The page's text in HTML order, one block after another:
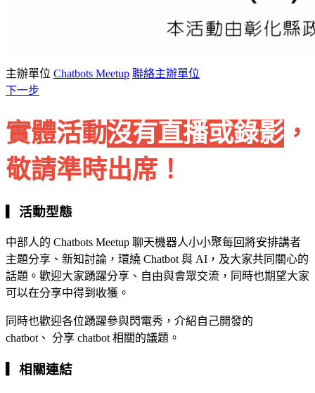
主辦單位 Chatbots Meetup 聯絡主辦單位
下一步
實體活動沒有直播或錄影 ，
敬請準時出席！
▎活動型態
中部人的 Chatbots Meetup 聊天機器人小小聚每回將安排講者
主題分享、新知討論，環繞 Chatbot 與 AI，及大家共同關心的
話題。歡迎大家踴躍分享、自由與會眾交流，同時也期望大家
可以在分享中得到收獲。
同時也歡迎各位踴躍參與閃電秀，介紹自己開發的
chatbot、 分享 chatbot 相關的議題。
▎相關連結